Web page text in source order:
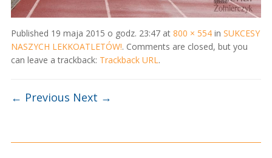
Published 19 maja 2015 o godz. 23:47at 800 × 554in SUKCESY
NASZYCH LEKKOATLETÓW!. Comments are closed, but you
can leave a trackback: Trackback URL.
← Previous Next →